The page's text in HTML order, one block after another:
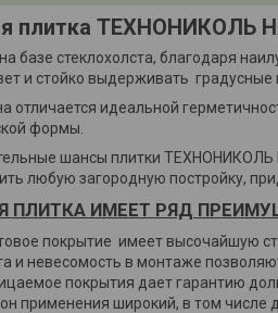
плитка ТЕХНОНИКОЛЬ
базе стеклохолста, благодаря
и стойко выдерживать градусные
отличается идеальной
формы.
шансы плитки ТЕХНОНИКОЛЬ
любую загородную постройку,
ПЛИТКА ИМЕЕТ РЯД
покрытие имеет высочайшую
и невесомость в монтаже
покрытия дает гарантию
применения широкий, в том числе